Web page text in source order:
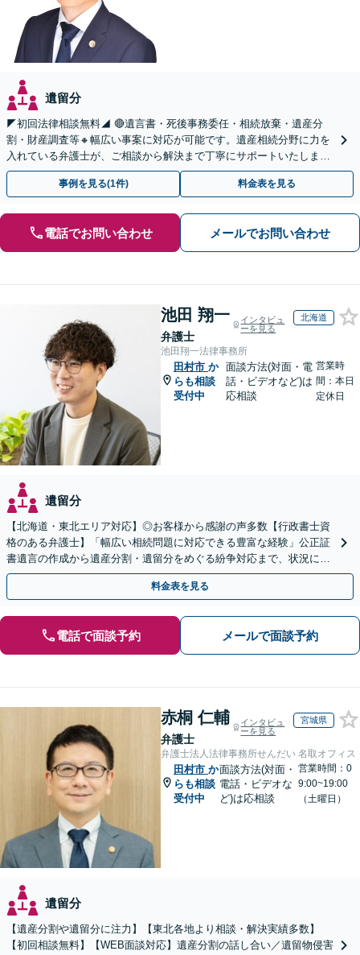
遺留分
◤初回法律相談無料◢ 🔴遺言書・死後事務委任・相続放棄・遺産分
割・財産調査等🔸幅広い事案に対応が可能です。遺産相続分野に力を
入れている弁護士が、ご相談から解決まで丁寧にサポートいたしま
す。まずはじっくりとお話ししてください。
事例を見る(1件) 料金表を見る
電話でお問い合わせ メールでお問い合わせ
池田 翔一
弁護士
インタビュ
ーを見る
北海道
池田翔一法律事務所
田村市 か
らも相談
受付中
面談方法(対面・電
話・ビデオなど)は
応相談
営業時
間：本日
定休日
遺留分
【北海道・東北エリア対応】◎お客様から感謝の声多数【行政書士資
格のある弁護士】「幅広い相続問題に対応できる豊富な経験」公正証
書遺言の作成から遺産分割・遺留分をめぐる紛争対応まで、状況に応
じた最適な方法をご提案します【夜間相談可】
料金表を見る
電話で面談予約 メールで面談予約
赤桐 仁輔
弁護士
インタビュ
ーを見る
宮城県
弁護士法人法律事務所せんだい 名取オフィス
田村市 か
らも相談
受付中
面談方法(対面・
電話・ビデオな
ど)は応相談
営業時間：0
9:00~19:00
（土曜日）
遺留分
【遺産分割や遺留分に注力】【東北各地より相談・解決実績多数】
【初回相談無料】【WEB面談対応】遺産分割の話し合い／遺留物侵害